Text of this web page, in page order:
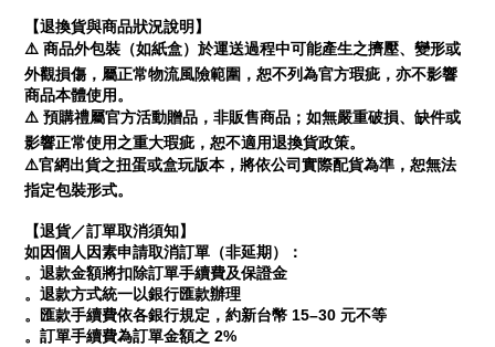
【退換貨與商品狀況說明】
⚠️ 商品外包裝（如紙盒）於運送過程中可能產生之擠壓、變形或
外觀損傷，屬正常物流風險範圍，恕不列為官方瑕疵，亦不影響
商品本體使用。
⚠️ 預購禮屬官方活動贈品，非販售商品；如無嚴重破損、缺件或
影響正常使用之重大瑕疵，恕不適用退換貨政策。
⚠️官網出貨之扭蛋或盒玩版本，將依公司實際配貨為準，恕無法
指定包裝形式。
【退貨／訂單取消須知】
如因個人因素申請取消訂單（非延期）：
。退款金額將扣除訂單手續費及保證金
。退款方式統一以銀行匯款辦理
。匯款手續費依各銀行規定，約新台幣 15–30 元不等
。訂單手續費為訂單金額之 2%